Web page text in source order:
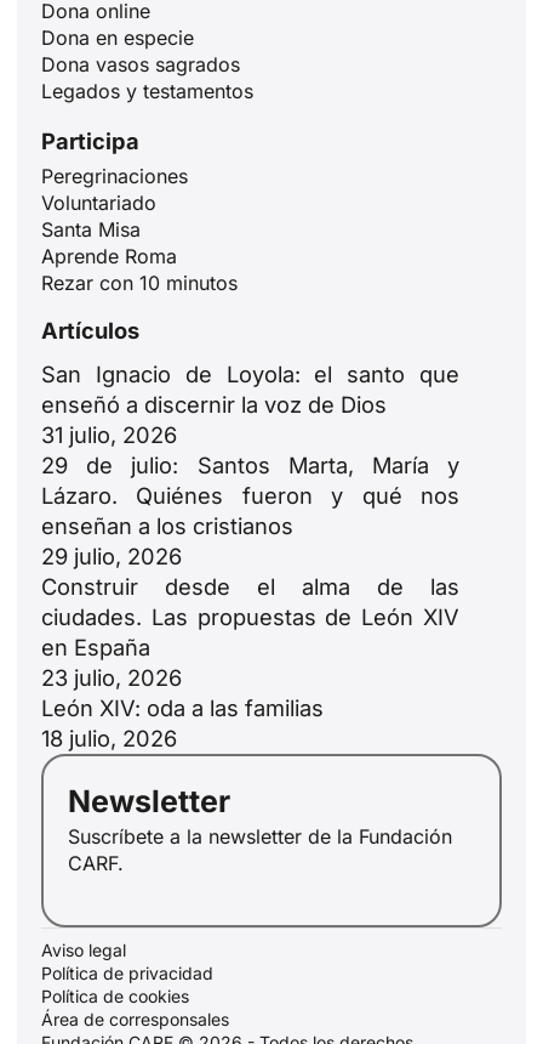
Dona online
Dona en especie
Dona vasos sagrados
Legados y testamentos
Participa
Peregrinaciones
Voluntariado
Santa Misa
Aprende Roma
Rezar con 10 minutos
Artículos
San Ignacio de Loyola: el santo que
enseñó a discernir la voz de Dios
31 julio, 2026
29 de julio: Santos Marta, María y
Lázaro. Quiénes fueron y qué nos
enseñan a los cristianos
29 julio, 2026
Construir desde el alma de las
ciudades. Las propuestas de León XIV
en España
23 julio, 2026
León XIV: oda a las familias
18 julio, 2026
Newsletter
Suscríbete a la newsletter de la Fundación
CARF.
Aviso legal
Política de privacidad
Política de cookies
Área de corresponsales
PT